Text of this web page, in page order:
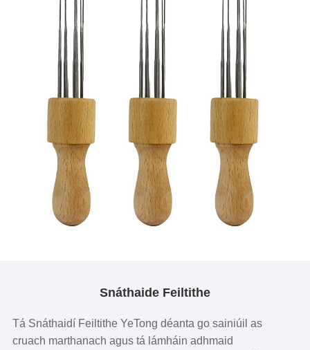
Snáthaide Feiltithe
Tá Snáthaidí Feiltithe YeTong déanta go sainiúil as
cruach marthanach agus tá lámháin adhmaid